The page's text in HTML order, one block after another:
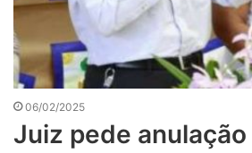
06/02/2025
Juiz pede